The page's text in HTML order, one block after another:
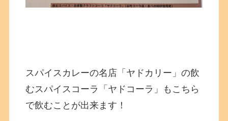
スパイスカレーの名店「ヤドカリー」の飲
むスパイスコーラ「ヤドコーラ」もこちら
で飲むことが出来ます！